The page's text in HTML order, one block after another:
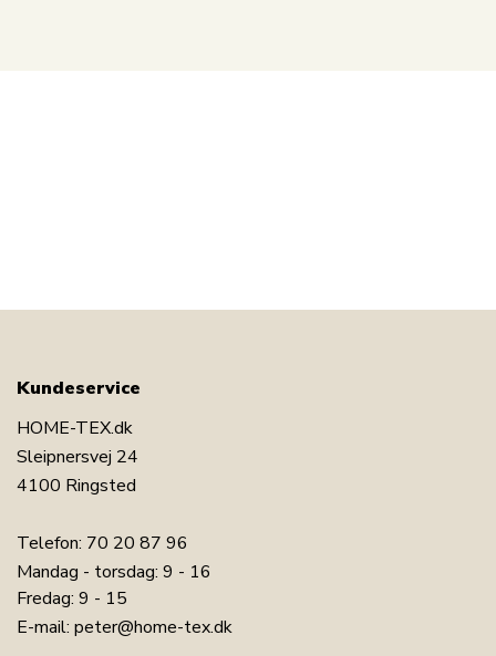
Kundeservice
HOME-TEX.dk
Sleipnersvej 24
4100 Ringsted
Telefon: 70 20 87 96
Mandag - torsdag: 9 - 16
Fredag: 9 - 15
E-mail: peter@home-tex.dk